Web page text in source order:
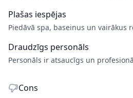
Plašas iespējas
Piedāvā spa, baseinus un vairākus
Draudzīgs personāls
Personāls ir atsaucīgs un
Cons